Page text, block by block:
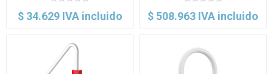
$ 34.629 IVA incluido $ 508.963 IVA incluido